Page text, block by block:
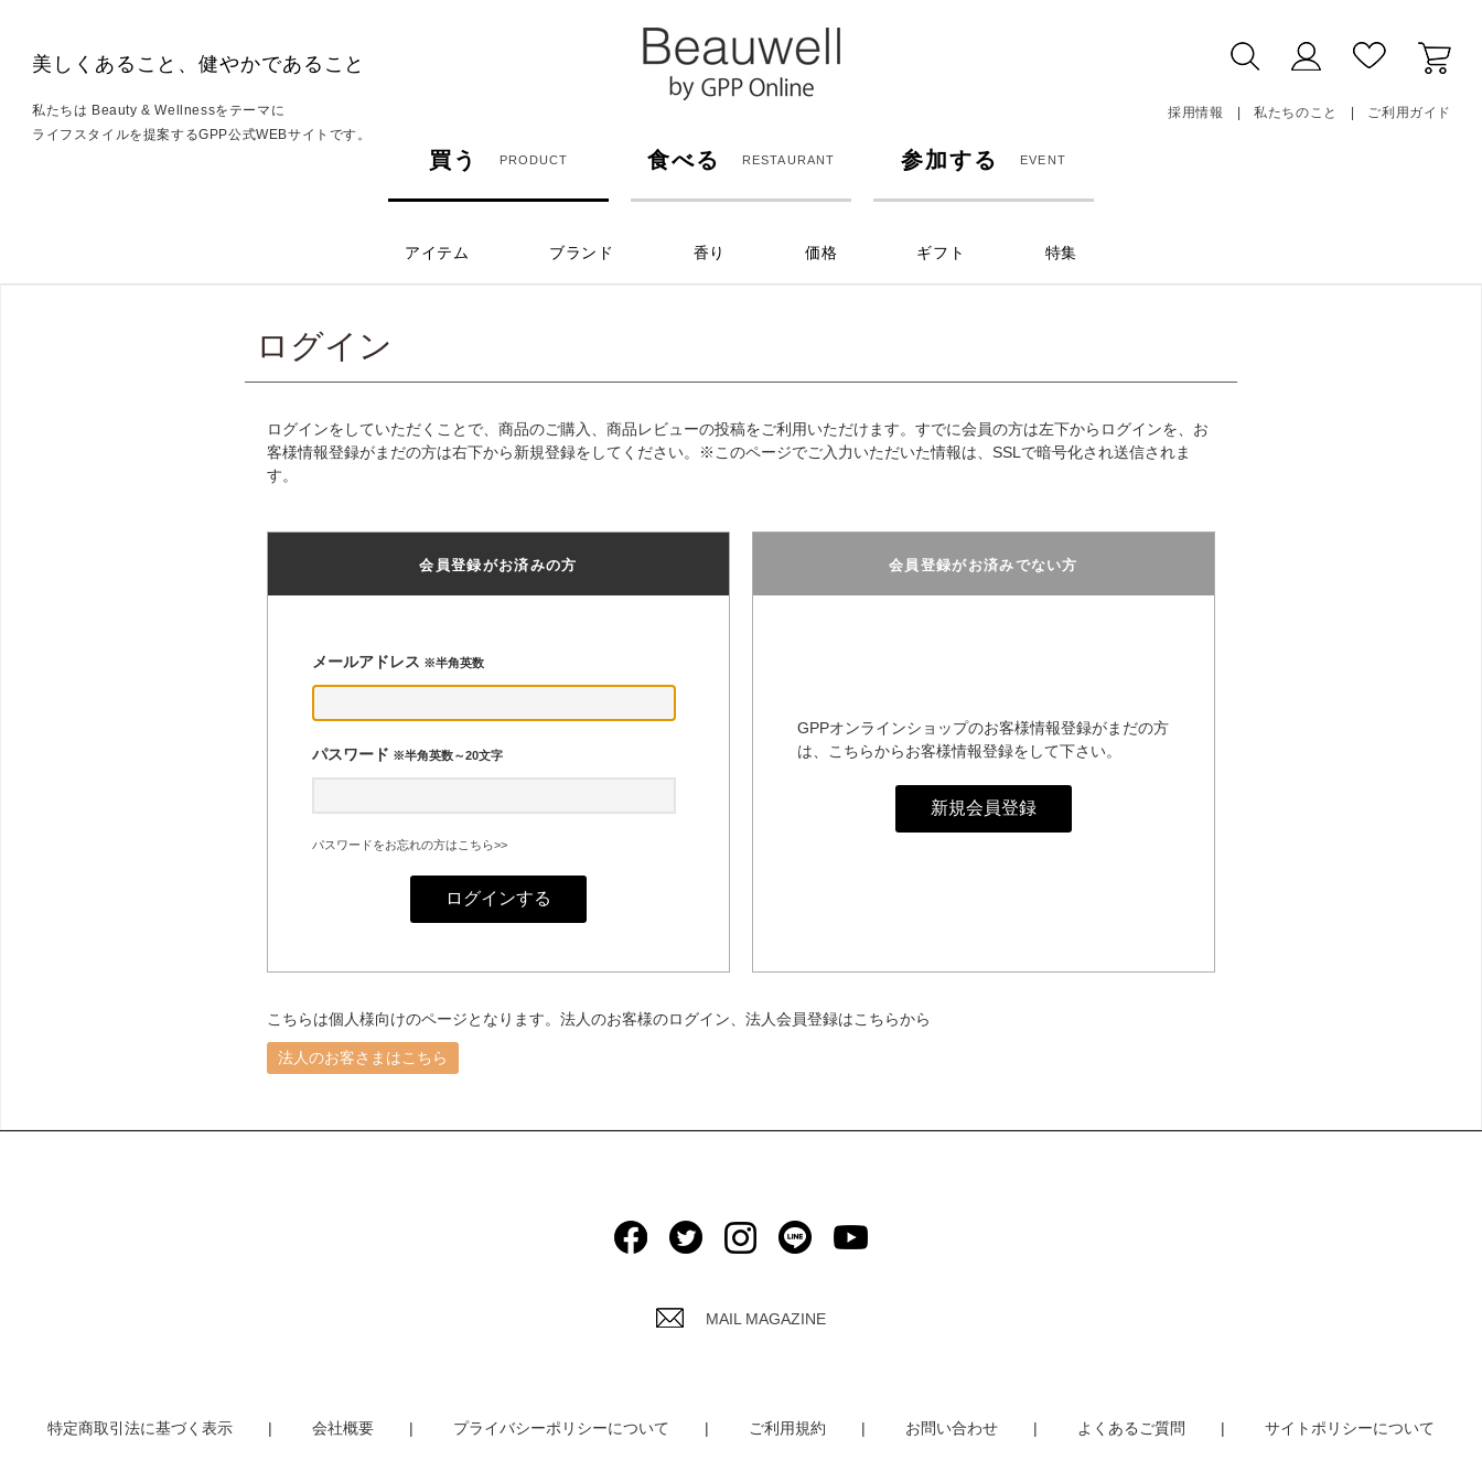
美しくあること、健やかであること
私たちは Beauty & Wellnessをテーマに
ライフスタイルを提案するGPP公式WEBサイトです。
採用情報 私たちのこと ご利用ガイド
買う PRODUCT 食べる RESTAURANT 参加する EVENT
アイテム ブランド 香り 価格 ギフト 特集
ログイン
ログインをしていただくことで、商品のご購入、商品レビューの投稿をご利用いただけます。すでに会員の方は左下からログインを、お
客様情報登録がまだの方は右下から新規登録をしてください。※このページでご入力いただいた情報は、SSLで暗号化され送信されま
す。
会員登録がお済みの方
メールアドレス ※半角英数
パスワード ※半角英数～20文字
パスワードをお忘れの方はこちら>>
会員登録がお済みでない方
GPPオンラインショップのお客様情報登録がまだの方
は、こちらからお客様情報登録をして下さい。
こちらは個人様向けのページとなります。法人のお客様のログイン、法人会員登録はこちらから
法人のお客さまはこちら
MAIL MAGAZINE
特定商取引法に基づく表示 会社概要 プライバシーポリシーについて ご利用規約 お問い合わせ よくあるご質問 サイトポリシーについて